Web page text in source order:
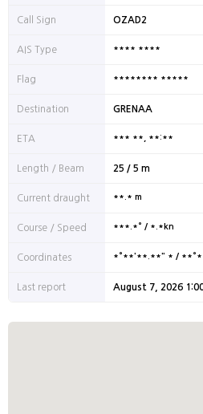
Call Sign OZAD2
AIS Type **** ****
Flag ******** *****
Destination GRENAA
ETA *** **, **:**
Length / Beam 25 / 5 m
Current draught **.* m
Course / Speed ***.*° / *.*kn
Coordinates *°**'**.**" * /
Last report August 7, 2026